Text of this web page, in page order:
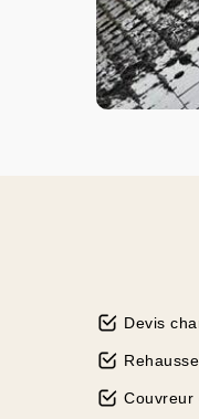
Devis
Couvreur